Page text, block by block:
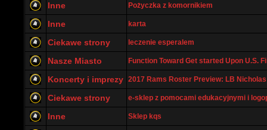
Inne Pożyczka z komornikiem
Inne karta
Ciekawe strony leczenie esperalem
Nasze Miasto Function Toward Get started Upon U.S.
Koncerty i imprezy 2017 Rams Roster Preview: LB
Ciekawe strony e-sklep z pomocami edukacyjnymi i
Inne Sklep kqs